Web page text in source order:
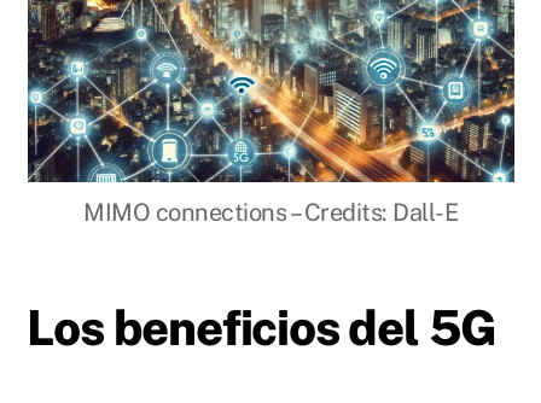
MIMO connections – Credits: Dall-E
Los beneficios del 5G